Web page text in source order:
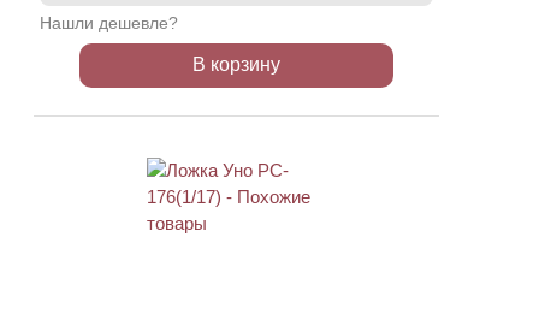
Нашли дешевле?
В корзину